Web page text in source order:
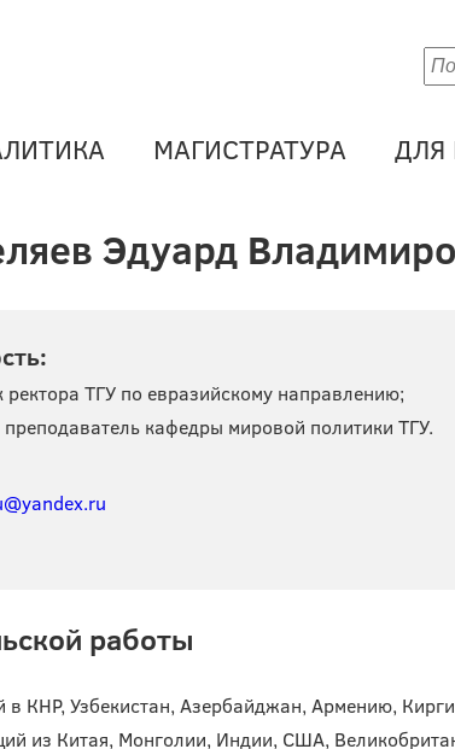
МАГИСТРАТУРА ДЛЯ
Эдуард
ректора ТГУ по евразийскому направлению;
кафедры мировой политики ТГУ.
работы
КНР, Узбекистан, Азербайджан, Армению,
из Китая, Монголии, Индии, США,